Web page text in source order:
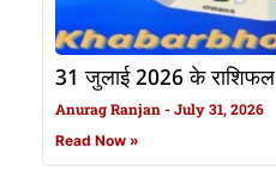
31 जुलाई 2026 के राशिफल
Anurag Ranjan July 31, 2026
Read Now »